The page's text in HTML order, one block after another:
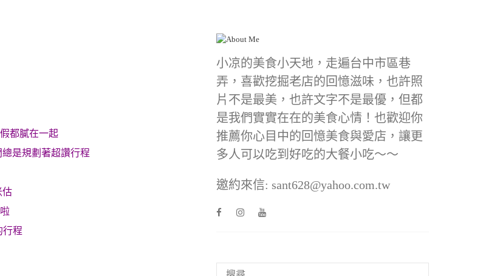
都膩在一起
是規劃著超讚行程
估
行程
小凉的美食小天地，走遍台中市區巷
弄，喜歡挖掘老店的回憶滋味，也許照
片不是最美，也許文字不是最優，但都
是我們實實在在的美食心情！也歡迎你
推薦你心目中的回憶美食與愛店，讓更
多人可以吃到好吃的大餐小吃～～
邀約來信: sant628@yahoo.com.tw